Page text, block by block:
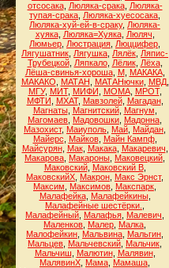
отсосака, Люляка-срака, Люляка-
тупая-срака Люляка-хуесосака
Люляка-хуй-ей-в-сраку, Люляка-
хуяка, Люляка=Хуяка, Люляч
Люмьер Люстрация Люццифер
Лягушатник Лягушка Лялёк Ляпис-
Трубецкой, Ляпкало, Лёлик, Лёха,
Лёша-свинья-хороша, М, МАКАКА,
МАКАКО
МАТАН МАТАНючки, МВД,
МГУ, МИТ, МИФИ МОМА, МРОТ,
МФТИ
МХАТ, Мавзолей, Магадан,
Магнаты, Магнитский, Магнум
Магомаев Мадовошки Мадонна
Мазохист, Маиуполь Май Майдан
Майерс
Майков, Майн Кампф,
Майсурян, Мак, Макака, Макаревич
Макарова Макароны Маковецкий
Маковский, Маковский В,
МаковскийХ Макрон Макс Эрнст,
Максим
Максимов Макспарк
Малафейка, Малафейкины,
Малафейные шестёрки.
Малафейный Малафья Малевич
Маленков Малер Малка
Малофейкин Мальвина Мальгин
Мальцев Мальчевский Мальчик
Мальчиш
Малютин, Малявин,
МалявинХ Мама Мамаша